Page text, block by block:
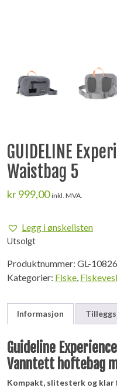
GUIDELINE
Waistbag 5
kr999,00 inkl. MVA.
Legg i ønskelisten
Utsolgt
Produktnummer: GL-
Kategorier: Fiske,
Informasjon
Guideline
Vanntett hoftebag
Kompakt, slitesterk og klar